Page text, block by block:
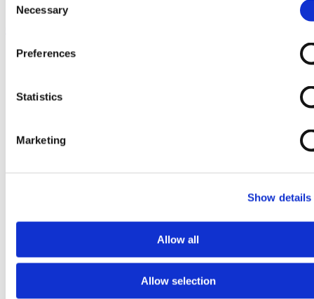
Selection
Necessary
Preferences
Statistics
Marketing
Show details
Allow all
Allow selection
Freeway melkkap recht Fullwood 214673